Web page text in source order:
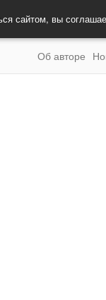
сайтом, вы
Об авторе